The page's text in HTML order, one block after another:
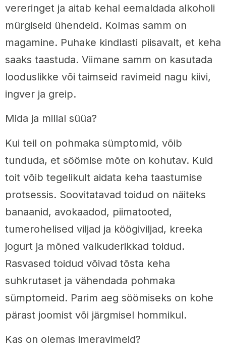
vereringet ja aitab kehal eemaldada alkoholi
mürgiseid ühendeid. Kolmas samm on
magamine. Puhake kindlasti piisavalt, et keha
saaks taastuda. Viimane samm on kasutada
looduslikke või taimseid ravimeid nagu kiivi,
ingver ja greip.
Mida ja millal süüa?
Kui teil on pohmaka sümptomid, võib
tunduda, et söömise mõte on kohutav. Kuid
toit võib tegelikult aidata keha taastumise
protsessis. Soovitatavad toidud on näiteks
banaanid, avokaadod, piimatooted,
tumerohelised viljad ja köögiviljad, kreeka
jogurt ja mõned valkuderikkad toidud.
Rasvased toidud võivad tõsta keha
suhkrutaset ja vähendada pohmaka
sümptomeid. Parim aeg söömiseks on kohe
pärast joomist või järgmisel hommikul.
Kas on olemas imeravimeid?